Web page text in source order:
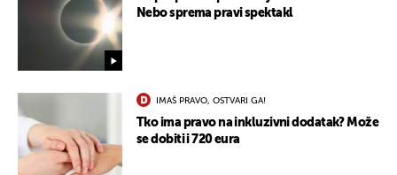
Nebo sprema pravi spektakl
IMAŠ PRAVO, OSTVARI GA!
Tko ima pravo na inkluzivni dodatak? Može
se dobiti i 720 eura